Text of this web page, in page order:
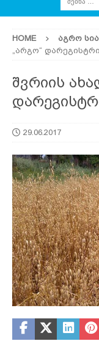
HOME ᲐᲒᲠᲝ
„არგო“
შვრიის
29.06.2017